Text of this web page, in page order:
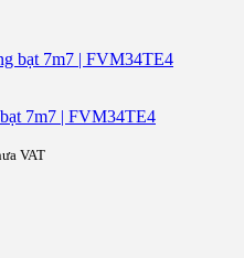
7m7 | FVM34TE4
VAT